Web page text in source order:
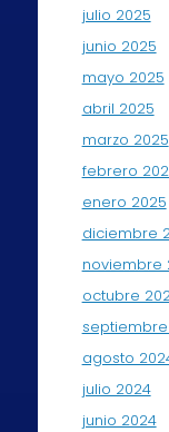
julio 2025
junio 2025
mayo 2025
abril 2025
marzo 2025
febrero
enero 2025
diciembre
noviembre
octubre
agosto
julio 2024
junio 2024